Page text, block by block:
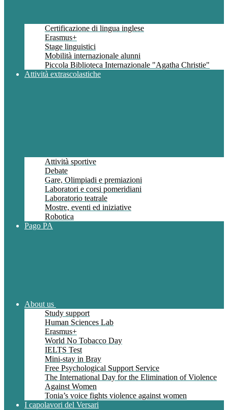
Certificazione di lingua inglese
Erasmus+
Stage linguistici
Mobilità internazionale alunni
Piccola Biblioteca Internazionale "Agatha Christie"
Attività extrascolastiche
Attività sportive
Debate
Gare, Olimpiadi e premiazioni
Laboratori e corsi pomeridiani
Laboratorio teatrale
Mostre, eventi ed iniziative
Robotica
Pago PA
About us
Study support
Human Sciences Lab
Erasmus+
World No Tobacco Day
IELTS Test
Mini-stay in Bray
Free Psychological Support Service
The International Day for the Elimination of Violence
Against Women
Tonia’s voice fights violence against women
I capolavori del Versari